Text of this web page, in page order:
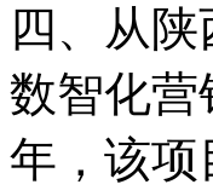
四、从
数智化营
年，该项